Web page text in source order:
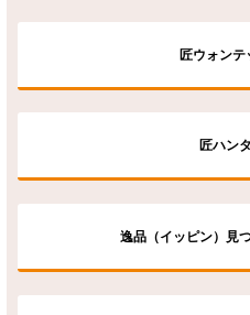
匠ウォンテ
匠ハン
逸品（イッピン）見